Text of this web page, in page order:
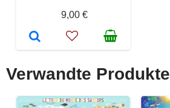
9,00 €
Verwandte Produkte